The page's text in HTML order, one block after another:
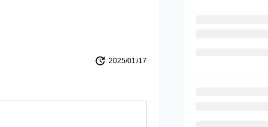
2025/01/17